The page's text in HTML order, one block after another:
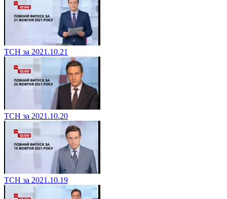
ТСН за 2021.10.21
ТСН за 2021.10.20
ТСН за 2021.10.19